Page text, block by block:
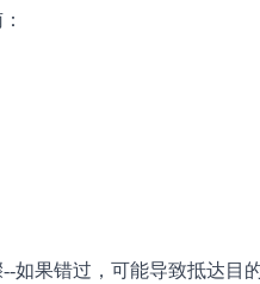
果错过，可能导致抵达目